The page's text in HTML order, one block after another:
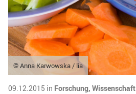
© Anna Karwowska / lia
09.12.2015 in Forschung, Wissenschaft